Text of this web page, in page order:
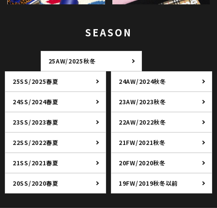
SEASON
25AW/2025秋冬
25SS/2025春夏 24AW/2024秋冬
24SS/2024春夏 23AW/2023秋冬
23SS/2023春夏 22AW/2022秋冬
22SS/2022春夏 21FW/2021秋冬
21SS/2021春夏 20FW/2020秋冬
20SS/2020春夏 19FW/2019秋冬以前